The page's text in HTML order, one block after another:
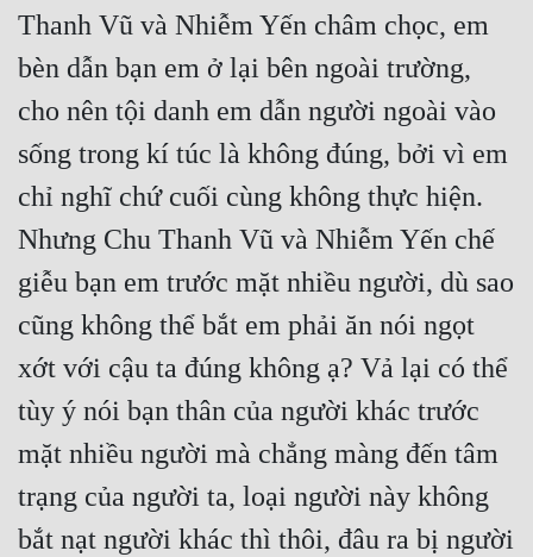
Thanh Vũ và Nhiễm Yến châm chọc, em
bèn dẫn bạn em ở lại bên ngoài trường,
cho nên tội danh em dẫn người ngoài vào
sống trong kí túc là không đúng, bởi vì em
chỉ nghĩ chứ cuối cùng không thực hiện.
Nhưng Chu Thanh Vũ và Nhiễm Yến chế
giễu bạn em trước mặt nhiều người, dù sao
cũng không thể bắt em phải ăn nói ngọt
xớt với cậu ta đúng không ạ? Vả lại có thể
tùy ý nói bạn thân của người khác trước
mặt nhiều người mà chẳng màng đến tâm
trạng của người ta, loại người này không
bắt nạt người khác thì thôi, đâu ra bị người